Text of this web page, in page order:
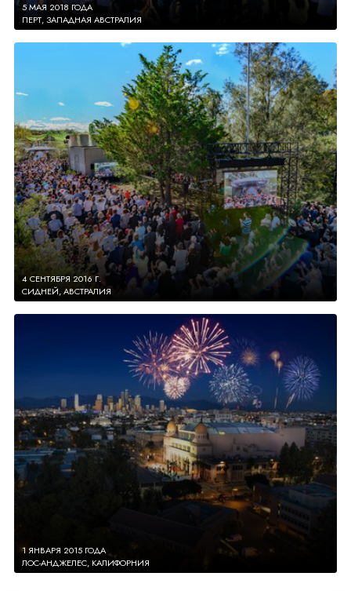
5 МАЯ 2018 ГОДА
ПЕРТ, ЗАПАДНАЯ АВСТРАЛИЯ
4 СЕНТЯБРЯ 2016 Г.
СИДНЕЙ, АВСТРАЛИЯ
1 ЯНВАРЯ 2015 ГОДА
ЛОС-АНДЖЕЛЕС, КАЛИФОРНИЯ